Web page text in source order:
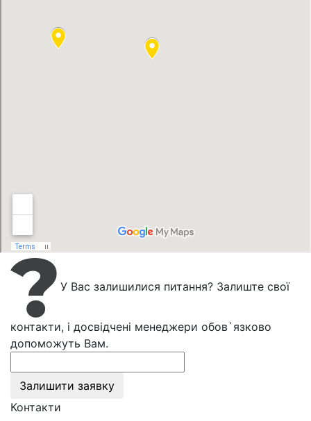
У Вас залишилися питання? Залиште свої
контакти, і досвідчені менеджери обов`язково
допоможуть Вам.
Залишити заявку
Контакти